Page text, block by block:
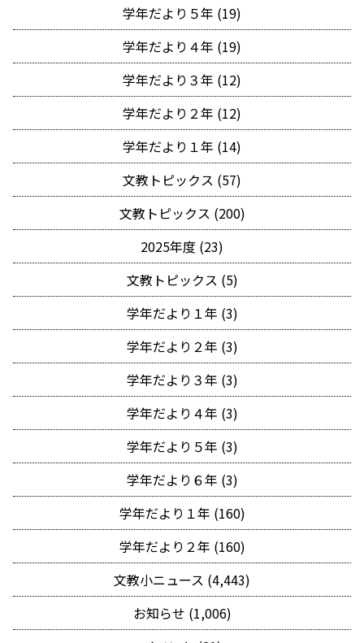
学年だより５年 (19)
学年だより４年 (19)
学年だより３年 (12)
学年だより２年 (12)
学年だより１年 (14)
文教トピックス (57)
文教トピックス (200)
2025年度 (23)
文教トピックス (5)
学年だより１年 (3)
学年だより２年 (3)
学年だより３年 (3)
学年だより４年 (3)
学年だより５年 (3)
学年だより６年 (3)
学年だより１年 (160)
学年だより２年 (160)
文教小ニュース (4,443)
お知らせ (1,006)